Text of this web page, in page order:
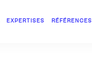
EXPERTISES RÉFÉRENCES